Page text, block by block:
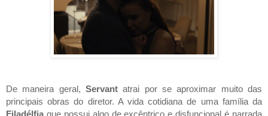
De maneira geral, Servant atrai por se aproximar muito das